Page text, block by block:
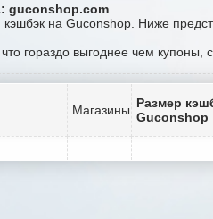
guconshop.com
на Guconshop. Ниже
гораздо выгоднее чем купоны,
Магазины Размер
Guconshop